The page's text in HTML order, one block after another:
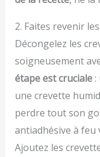
2. Faites revenir
Décongelez les
soigneusement
étape est cruciale:
une crevette
perdre tout son
antiadhésive à feu
Ajoutez les